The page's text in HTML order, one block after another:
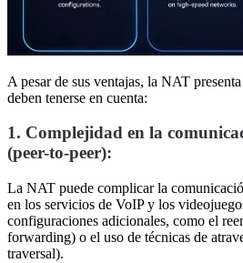
A pesar de sus ventajas, la NAT
deben tenerse en cuenta:
1. Complejidad en la
(peer-to-peer):
La NAT puede complicar la
en los servicios de VoIP y los
configuraciones adicionales, como el
forwarding) o el uso de técnicas de
traversal).